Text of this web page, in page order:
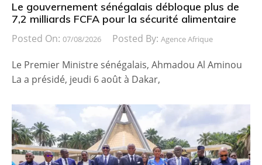
Le gouvernement sénégalais débloque plus de
7,2 milliards FCFA pour la sécurité alimentaire
Posted On: 07/08/2026 Posted By: Agence Afrique
Le Premier Ministre sénégalais, Ahmadou Al Aminou
La a présidé, jeudi 6 août à Dakar,